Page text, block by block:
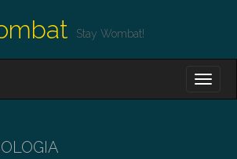
Stay Wombat!